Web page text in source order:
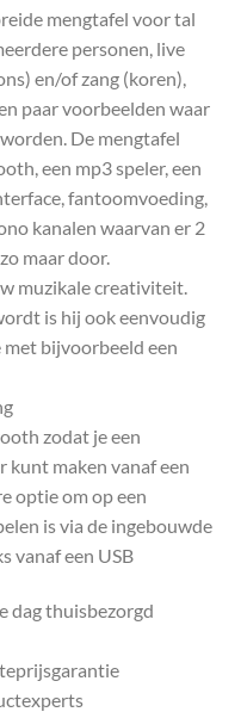
mengtafel voor tal
personen, live
en/of zang (koren),
paar voorbeelden waar
De mengtafel
een mp3 speler, een
fantoomvoeding,
kanalen waarvan er 2
maar door.
muzikale creativiteit.
is hij ook eenvoudig
bijvoorbeeld een
zodat je een
kunt maken vanaf een
optie om op een
is via de ingebouwde
vanaf een USB
dag thuisbezorgd